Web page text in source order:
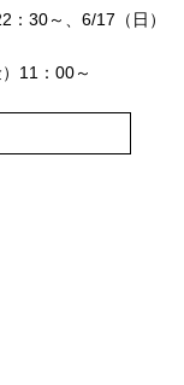
：30～、6/17（日）
：00～